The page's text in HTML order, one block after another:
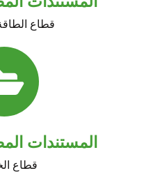
قطاع
المستندات
قطاع